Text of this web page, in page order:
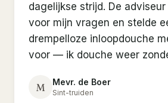
dagelijkse strijd. De
voor mijn vragen en stelde
drempelloze inloopdouche
voor — ik douche weer
M Mevr. de Boer
Sint-truiden